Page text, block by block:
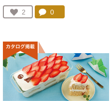
お気に入り登録：
2
人が登録
コメント：
0件。コメントを見